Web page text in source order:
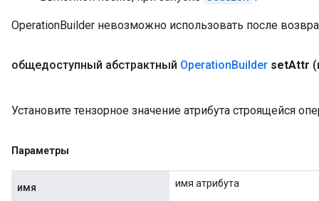
OperationBuilder невозможно использовать после
общедоступный абстрактный OperationBuilder setAttr
Установите тензорное значение атрибута строящейся
Параметры
имя имя атрибута